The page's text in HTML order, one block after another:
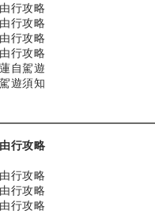
行攻略
行攻略
行攻略
行攻略
自駕遊
遊須知
行攻略
行攻略
行攻略
行攻略